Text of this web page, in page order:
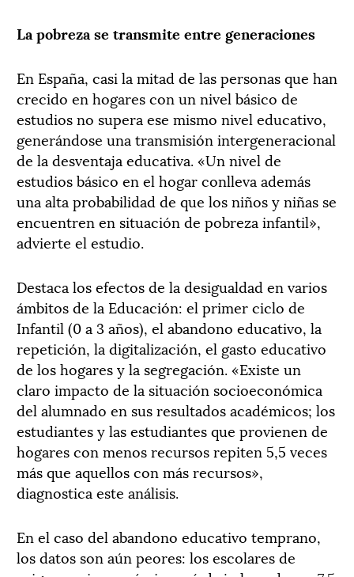
La pobreza se transmite entre generaciones
En España, casi la mitad de las personas que han
crecido en hogares con un nivel básico de
estudios no supera ese mismo nivel educativo,
generándose una transmisión intergeneracional
de la desventaja educativa. «Un nivel de
estudios básico en el hogar conlleva además
una alta probabilidad de que los niños y niñas se
encuentren en situación de pobreza infantil»,
advierte el estudio.
Destaca los efectos de la desigualdad en varios
ámbitos de la Educación: el primer ciclo de
Infantil (0 a 3 años), el abandono educativo, la
repetición, la digitalización, el gasto educativo
de los hogares y la segregación. «Existe un
claro impacto de la situación socioeconómica
del alumnado en sus resultados académicos; los
estudiantes y las estudiantes que provienen de
hogares con menos recursos repiten 5,5 veces
más que aquellos con más recursos»,
diagnostica este análisis.
En el caso del abandono educativo temprano,
los datos son aún peores: los escolares de